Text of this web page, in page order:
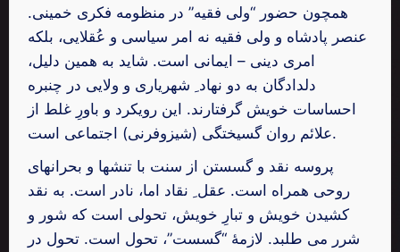
همچون حضور “ولی فقیه” در منظومه فکری خمینی.
عنصر پادشاه و ولی فقیه نه امر سیاسی و عُقلایی، بلکه
امری دینی – ایمانی است. شاید به همین دلیل،
دلدادگان به دو نهاد ِ شهریاری و ولایی در چنبره
احساسات خویش گرفتارند. این رویکرد و باورِ غلط از
علائم روان گسیختگی (شیزوفرنی) اجتماعی است.
پروسه نقد و گسستن از سنت با تنشها و بحرانهای
روحی همراه است. عقل ِ نقاد اما، نادر است. به نقد
کشیدن خویش و تبارِ خویش، تحولی است که شور و
شرر می طلبد. لازمۀ “گسست”، تحول است. تحول در